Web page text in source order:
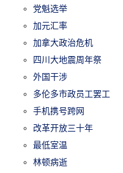
党魁选举
加元汇率
加拿大政治危机
四川大地震周年祭
外国干涉
多伦多市政员工罢工
手机携号跨网
改革开放三十年
最低室温
林顿病逝